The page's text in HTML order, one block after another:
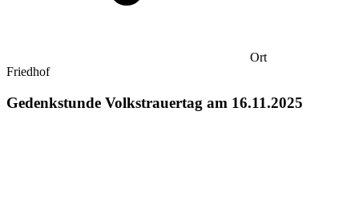
Ort
Friedhof
Gedenkstunde Volkstrauertag am 16.11.2025